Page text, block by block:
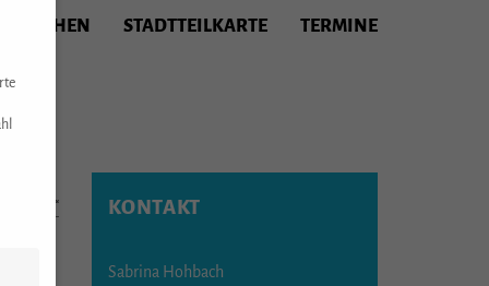
STADTTEILKARTE TERMINE
KONTAKT
Sabrina Hohbach